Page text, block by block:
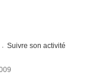
Suivre son activité